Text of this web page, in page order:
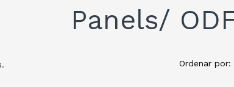
Panels/
Ordenar por: